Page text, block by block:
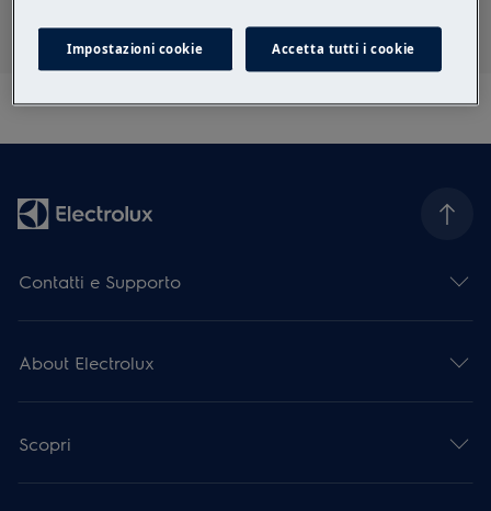
Contatti e Supporto
About Electrolux
Scopri
Impostazioni cookie Accetta tutti i cookie